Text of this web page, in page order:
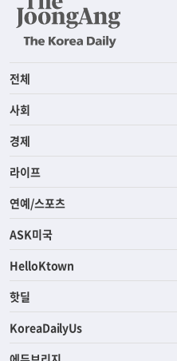
전체
사회
경제
라이프
연예/스포츠
ASK미국
HelloKtown
핫딜
KoreaDailyUs